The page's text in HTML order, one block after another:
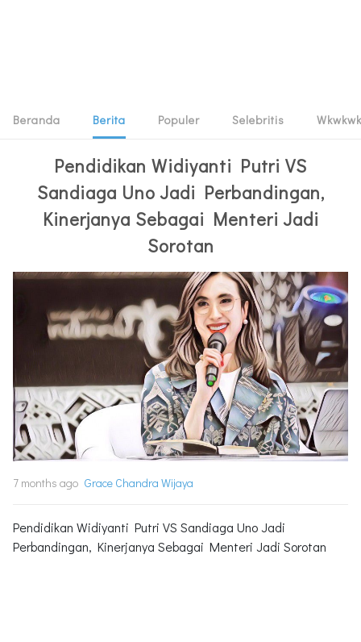
Beranda Berita Populer Selebritis Wkwkwk
Pendidikan Widiyanti Putri VS
Sandiaga Uno Jadi Perbandingan,
Kinerjanya Sebagai Menteri Jadi
Sorotan
7 months ago Grace Chandra Wijaya
Pendidikan Widiyanti Putri VS Sandiaga Uno Jadi
Perbandingan, Kinerjanya Sebagai Menteri Jadi Sorotan